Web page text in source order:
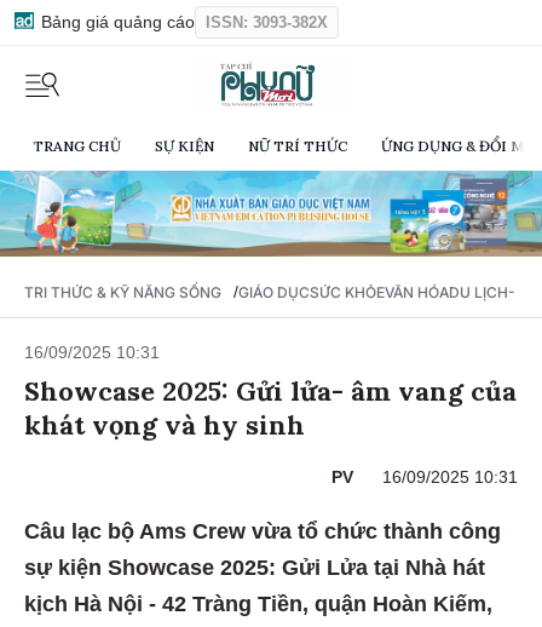
Bảng giá quảng cáo ISSN: 3093-382X
TRANG CHỦ SỰ KIỆN NỮ TRÍ THỨC ỨNG DỤNG & ĐỔI
TRI THỨC & KỸ NĂNG SỐNG /GIÁO DỤCSỨC KHỎEVĂN HÓADU LỊCH-
16/09/2025 10:31
Showcase 2025: Gửi lửa- âm vang của
khát vọng và hy sinh
PV 16/09/2025 10:31
Câu lạc bộ Ams Crew vừa tổ chức thành công
sự kiện Showcase 2025: Gửi Lửa tại Nhà hát
kịch Hà Nội - 42 Tràng Tiền, quận Hoàn Kiếm,